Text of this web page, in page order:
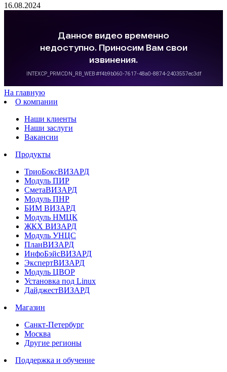
16.08.2024
На главную
О компании
Наши клиенты
Наши заслуги
Вакансии
Продукты
ТриоБоксВИЗАРД
Модуль ПИР
СметаВИЗАРД
Модуль ПНР
БИМ ВИЗАРД
Модуль НМЦК
ЖКХ ВИЗАРД
Модуль УНЦС
ПланВИЗАРД
ИнфоБэйсВИЗАРД
ЭкспертВИЗАРД
Модуль ЦВОР
Установка под Linux
ДайджестВИЗАРД
Магазин
Санкт-Петербург
Москва
Другие регионы
Поддержка и обучение